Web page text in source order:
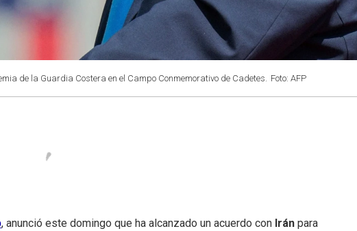
de la Guardia Costera en el Campo Conmemorativo de Cadetes. Foto: AFP
, anunció este domingo que ha alcanzado un acuerdo con Irán para